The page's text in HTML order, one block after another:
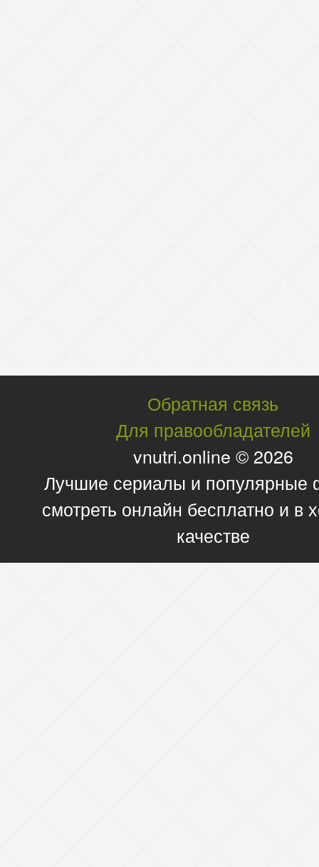
Обратная связь
Для правообладателей
vnutri.online © 2026
Лучшие сериалы и
смотреть онлайн бесплатно и в
качестве